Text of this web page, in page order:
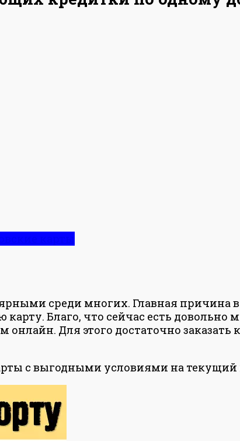
среди многих. Главная причина
Благо, что сейчас есть довольно
Для этого достаточно заказать
с выгодными условиями на